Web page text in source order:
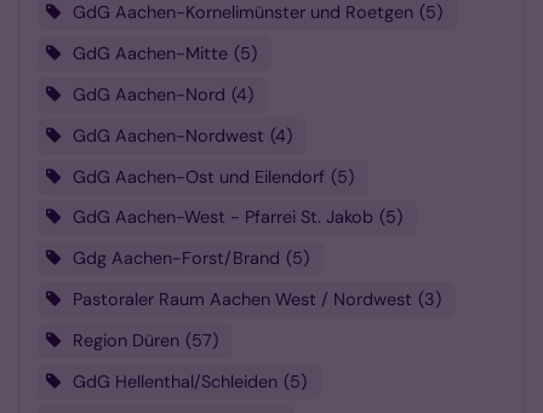
GdG Aachen-Kornelimünster und Roetgen
5
GdG Aachen-Mitte 5
GdG Aachen-Nord 4
GdG Aachen-Nordwest 4
GdG Aachen-Ost und Eilendorf 5
GdG Aachen-West - Pfarrei St. Jakob
5
Gdg Aachen-Forst/Brand 5
Pastoraler Raum Aachen West / Nordwest 3
Region Düren 57
GdG Hellenthal/Schleiden 5